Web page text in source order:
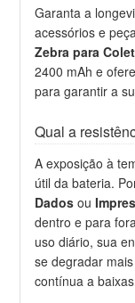
Garanta a
acessórios e
Zebra para
2400 mAh e
para garantir a
Qual a
A exposição à
útil da bateria.
Dados ou
dentro e para
uso diário, sua
se degradar
contínua a